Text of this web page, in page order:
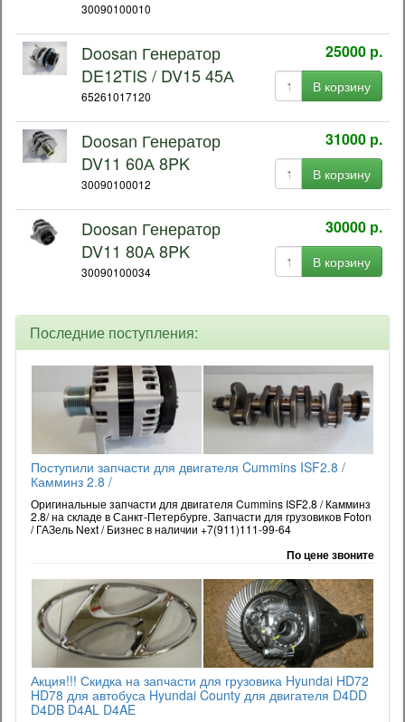
30090100010
Doosan Генератор
DE12TIS / DV15 45А
65261017120
25000 р.
В корзину
Doosan Генератор
DV11 60А 8PK
30090100012
31000 р.
В корзину
Doosan Генератор
DV11 80А 8PK
30090100034
30000 р.
В корзину
Последние поступления:
Поступили запчасти для двигателя Cummins ISF2.8 /
Камминз 2.8 /
Оригинальные запчасти для двигателя Cummins ISF2.8 / Камминз
2.8/ на складе в Санкт-Петербурге. Запчасти для грузовиков Foton
/ ГАЗель Next / Бизнес в наличии +7(911)111-99-64
По цене звоните
Акция!!! Скидка на запчасти для грузовика Hyundai HD72
HD78 для автобуса Hyundai County для двигателя D4DD
D4DB D4AL D4AE